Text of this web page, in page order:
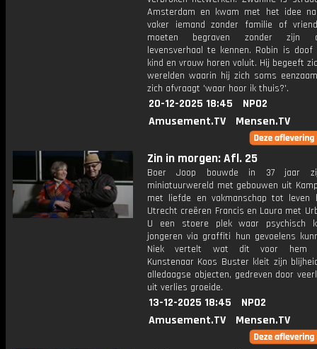
Amsterdam en kwam met het idee
vaker iemand zonder familie of
moeten begraven zonder zijn
levensverhaal te kennen. Robin is doof
kind en vrouw horen voluit. Hij begeeft
werelden waarin hij zich soms
zich afvraagt 'waar hoor ik thuis?'.
20-12-2025 18:45
NPO2
Amusement.TV
Mensen.TV
Zin in morgen: Afl. 25
Boer Joop bouwde in 37 jaar
miniatuurwereld met gebouwen uit
met liefde en vakmanschap tot leven
Utrecht creëren Francis en Laura met
U een stoere plek waar psychisch
jongeren via graffiti hun gevoelens
Niek vertelt wat dit voor hem
Kunstenaar Koos Buster kleit zijn
alledaagse objecten, gedreven door
uit verlies groeide.
13-12-2025 18:45
NPO2
Amusement.TV
Mensen.TV